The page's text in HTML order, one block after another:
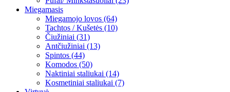
Miegamasis
Miegamojo lovos (64)
Tachtos / Kušetės (10)
Čiužiniai (31)
Antčiužiniai (13)
Spintos (44)
Komodos (50)
Naktiniai staliukai (14)
Kosmetiniai staliukai (7)